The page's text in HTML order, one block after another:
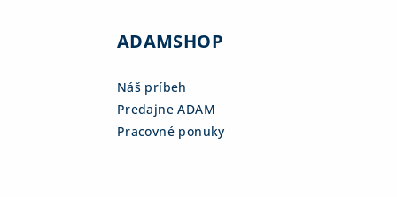
ADAMSHOP
Náš príbeh
Predajne ADAM
Pracovné ponuky